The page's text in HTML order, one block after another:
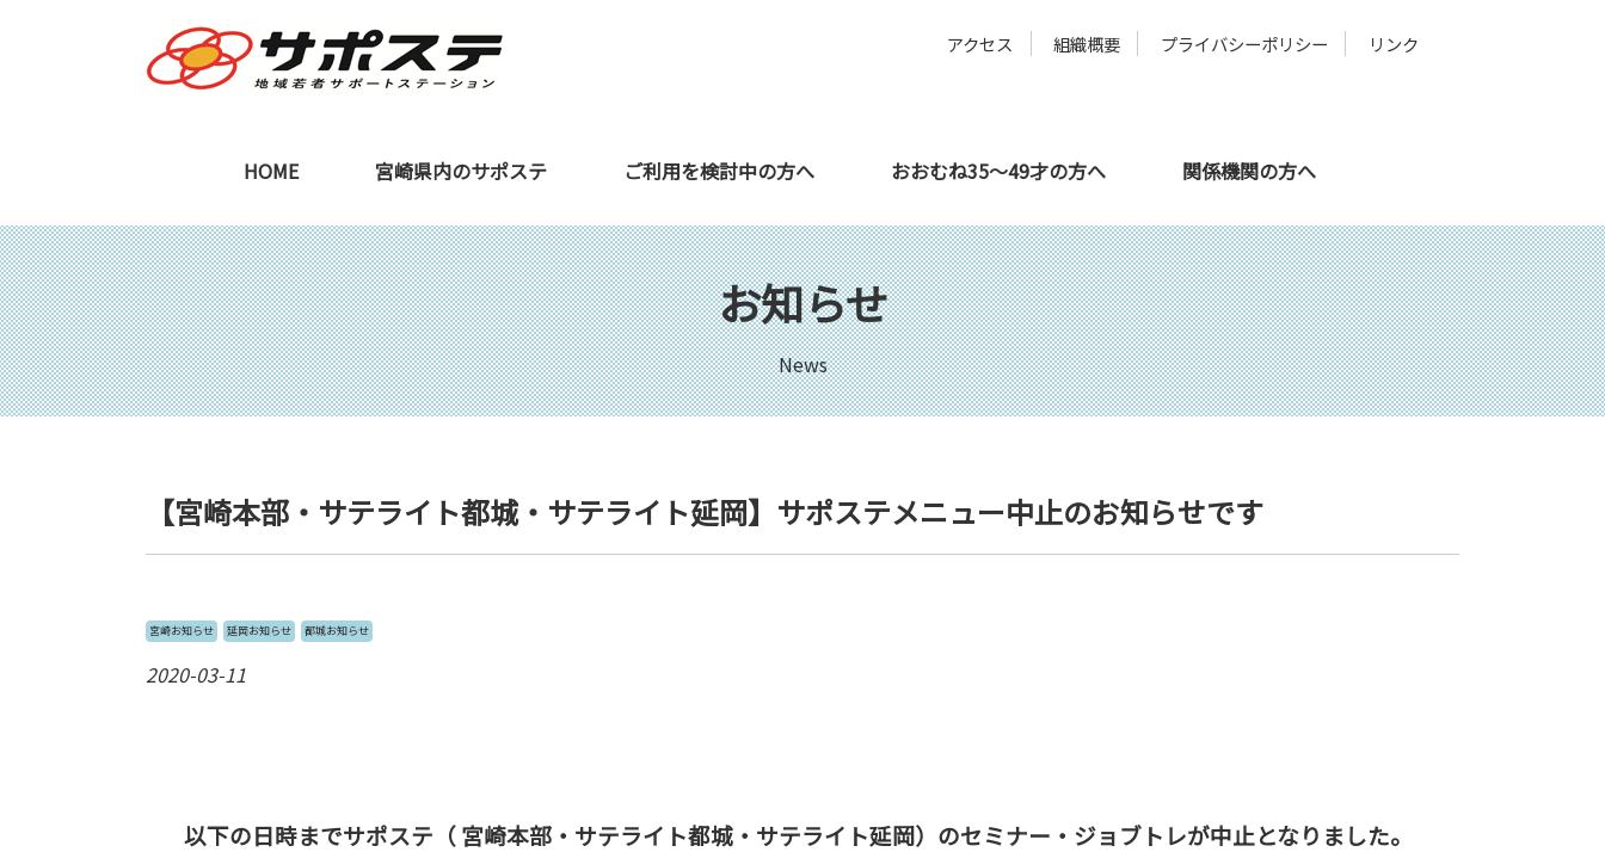
アクセス 組織概要 プライバシーポリシー リンク
HOME 宮崎県内のサポステ
宮崎本部 サテライト都城 サテライト延岡 スタッフ紹介
ご利用を検討中の方へ
ご利用を検討中の方へ 利用者さんの声 メタバース
おおむね35～49才の方へ 関係機関の方へ
教育機関の方へ 企業の方へ
お知らせ
News
【宮崎本部・サテライト都城・サテライト延岡】サポステメニュー中止のお知らせです
宮崎お知らせ 延岡お知らせ 都城お知らせ
2020-03-11
以下の日時までサポステ（ 宮崎本部・サテライト都城・サテライト延岡）のセミナー・ジョブトレが中止となりました。